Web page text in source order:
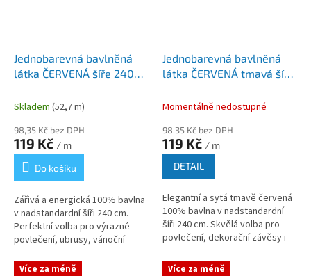
Jednobarevná bavlněná
látka ČERVENÁ šíře 240
Skladem (52,7 m)
98,35 Kč bez DPH
119 Kč / m
Do košíku
Zářivá a energická 100% bavlna
v nadstandardní šíři 240 cm.
Perfektní volba pro výrazné
povlečení, ubrusy, vánoční
dekorace i dětské doplňky. Díky
extra šířce ušijete velké...
Jednobarevná bavlněná
látka ČERVENÁ tmavá šíře
Momentálně nedostupné
98,35 Kč bez DPH
119 Kč / m
DETAIL
Elegantní a sytá tmavě červená
100% bavlna v nadstandardní
šíři 240 cm. Skvělá volba pro
povlečení, dekorační závěsy i
stylové dětské doplňky. Díky
extra šířce ušijete...
Více za méně Více za méně